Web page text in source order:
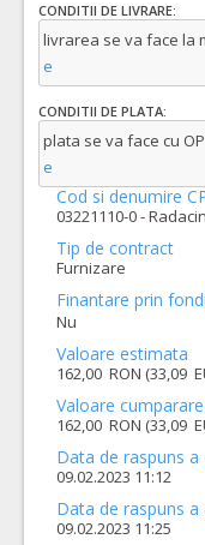
CONDITII DE LIVRARE:
livrarea se va face la
e
CONDITII DE PLATA:
plata se va face cu
e
Cod si denumire
03221110-0 -
Tip de contract
Furnizare
Finantare prin
Nu
Valoare estimata
162,00 RON (33,09
Valoare
162,00 RON (33,09
Data de raspuns
09.02.2023 11:12
Data de raspuns
09.02.2023 11:25